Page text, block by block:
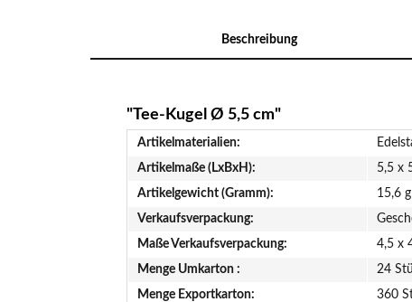
Beschreibung
"Tee-Kugel Ø 5,5 cm"
Artikelmaterialien:
Artikelmaße (LxBxH):
5,5 x
Artikelgewicht (Gramm):
15,6 g
Verkaufsverpackung:
Maße Verkaufsverpackung:
4,5 x
Menge Umkarton :
24
Menge Exportkarton:
360